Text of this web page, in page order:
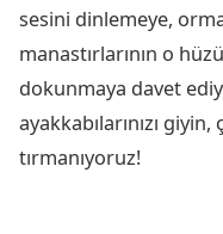
sesini dinlemeye,
manastırlarının o
dokunmaya davet
ayakkabılarınızı
tırmanıyoruz!